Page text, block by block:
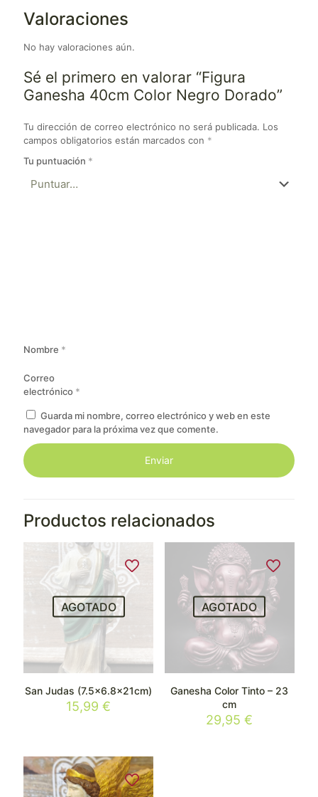
Valoraciones
No hay valoraciones aún.
Sé el primero en valorar “Figura
Ganesha 40cm Color Negro Dorado”
Tu dirección de correo electrónico no será publicada. Los
campos obligatorios están marcados con *
Tu puntuación *
Nombre *
Correo
electrónico *
Guarda mi nombre, correo electrónico y web en este
navegador para la próxima vez que comente.
Productos relacionados
AGOTADO
San Judas (7.5×6.8x21cm)
15,99€
AGOTADO
Ganesha Color Tinto – 23
cm
29,95€